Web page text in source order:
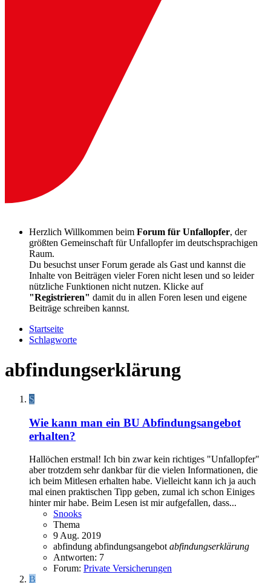
Herzlich Willkommen beim Forum für Unfallopfer, der
größten Gemeinschaft für Unfallopfer im deutschsprachigen
Raum.
Du besuchst unser Forum gerade als Gast und kannst die
Inhalte von Beiträgen vieler Foren nicht lesen und so leider
nützliche Funktionen nicht nutzen. Klicke auf
"Registrieren" damit du in allen Foren lesen und eigene
Beiträge schreiben kannst.
Startseite
Schlagworte
abfindungserklärung
S
Wie kann man ein BU Abfindungsangebot
erhalten?
Hallöchen erstmal! Ich bin zwar kein richtiges "Unfallopfer"
aber trotzdem sehr dankbar für die vielen Informationen, die
ich beim Mitlesen erhalten habe. Vielleicht kann ich ja auch
mal einen praktischen Tipp geben, zumal ich schon Einiges
hinter mir habe. Beim Lesen ist mir aufgefallen, dass...
Snooks
Thema
9 Aug. 2019
abfindung abfindungsangebot abfindungserklärung
Antworten: 7
Forum: Private Versicherungen
B